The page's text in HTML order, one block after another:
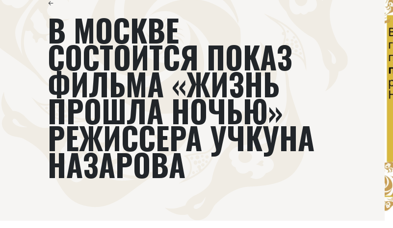
←
В МОСКВЕ
СОСТОИТСЯ ПОКАЗ
ФИЛЬМА «ЖИЗНЬ
ПРОШЛА НОЧЬЮ»
РЕЖИССЕРА УЧКУНА
НАЗАРОВА